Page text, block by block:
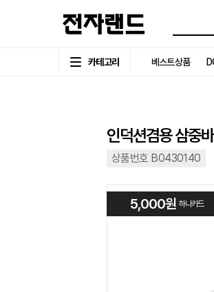
카테고리 베스트상품
인덕션겸용 삼중
상품번호 B0430140
5,000원 하나카드